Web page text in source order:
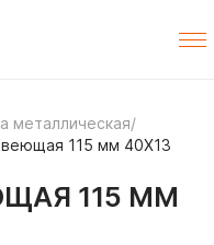
металлическая/
115 мм 40Х13
115 ММ